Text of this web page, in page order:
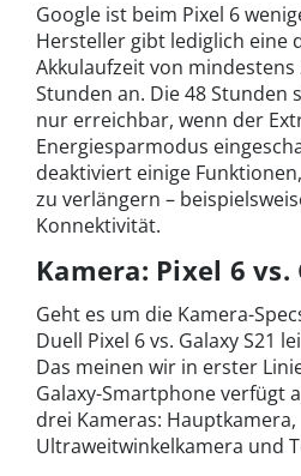
Google ist beim Pixel 6
Hersteller gibt lediglich eine
Akkulaufzeit von
Stunden an. Die 48 Stunden
nur erreichbar, wenn der
Energiesparmodus
deaktiviert einige
zu verlängern –
Konnektivität.
Kamera: Pixel 6 vs.
Geht es um die Kamera-
Duell Pixel 6 vs. Galaxy S21
Das meinen wir in erster
Galaxy-Smartphone verfügt
drei Kameras: Hauptkamera,
Ultraweitwinkelkamera und